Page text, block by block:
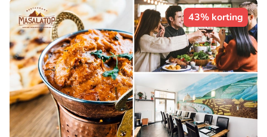
43% korting